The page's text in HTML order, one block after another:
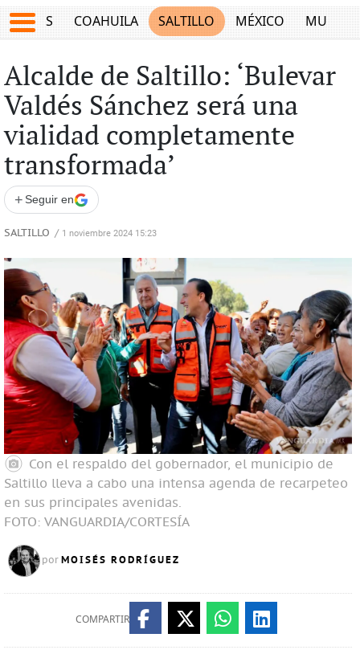
JUEGOS COAHUILA SALTILLO MÉXICO MUNDO
Alcalde de Saltillo: ‘Bulevar
Valdés Sánchez será una
vialidad completamente
transformada’
+ Seguir en
SALTILLO / 1 noviembre 2024 15:23
Con el respaldo del gobernador, el municipio de
Saltillo lleva a cabo una intensa agenda de recarpeteo
en sus principales avenidas.
FOTO: VANGUARDIA/CORTESÍA
por MOISÉS RODRÍGUEZ
COMPARTIR